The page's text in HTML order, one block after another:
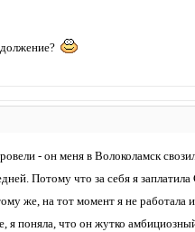
- он меня в Волоколамск
Потому что за себя я
же, на тот момент я не работала
я поняла, что он жутко